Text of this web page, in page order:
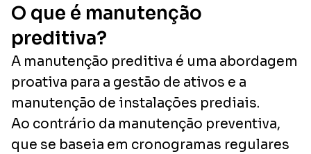
O que é manutenção
preditiva?
A manutenção preditiva é uma abordagem
proativa para a gestão de ativos e a
manutenção de instalações prediais.
Ao contrário da manutenção preventiva,
que se baseia em cronogramas regulares